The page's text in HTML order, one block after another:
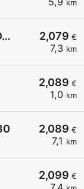
km
2,079 €
7,3 km
JET KOENIGS WUSTERHAUSEN DARWINBOGEN 2
2,089 €
1,0 km
2,089 €
7,1 km
2,099 €